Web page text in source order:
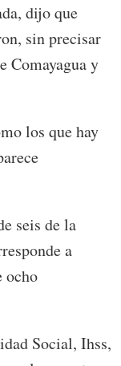
dijo que
sin precisar
Comayagua y
los que hay
seis de la
a
ocho
Social, Ihss,